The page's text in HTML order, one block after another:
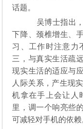
话题。
吴博士指出
下降、颈椎增生、
习、工作时注意力
三，与真实生活疏
现实生活的适应与
人际关系，产生现
机拿在手上会让人
里，调一个响亮些
可减轻对手机的依赖